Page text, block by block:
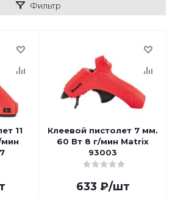
Фильтр
11
мин
Клеевой пистолет 7 мм.
60 Вт 8 г/мин Matrix
93003
633 ₽/шт